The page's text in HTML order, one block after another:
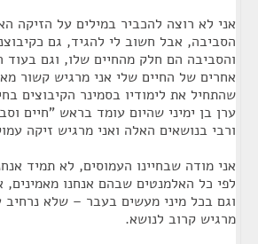
אני לא רוצה להכביר במילים על הזיקה
הסביבה, אבל חשוב לי להגיד, גם
והסביבה הם חלק מהחיים שלו, וגם בעוד
אחרים של החיים שלי אני מרגיש קשור
שהתחיל את לימודיו בסמינר הקיבוצים
ערן בן ימיני שהיום עומד בראש "חיים
ורבי בנושאים האלה ואני מרגיש זיקה
אני מודה שבחיינו העמוסים, לא תמיד
לפי כל האלמנטים שבהם אנחנו
וגם בכל מיני מעשים בעבר – שלא נרחיב
מרגיש קרוב לנושא.